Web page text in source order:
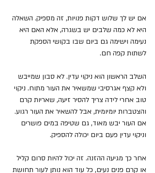
אם יש לך שלוש דקות פנויות, זה מספיק. השאלה
היא לא כמה שלבים יש בשגרה, אלא האם היא
נעימה וישימה גם ביום שבו בקושי הספקת
לשתות קפה חם.
השלב הראשון הוא ניקוי עדין. לא סבון שמייבש
ולא קצף אגרסיבי שמשאיר את העור מתוח. ניקוי
טוב אחרי לידה צריך להסיר זיעה, שאריות קרם
והצטברות יומיומית, אבל להשאיר את העור רגוע.
אם העור יבש מאוד, גם שטיפה במים פושרים
וניקוי עדין פעם ביום יכולה להספיק.
אחר כך מגיעה ההזנה. זה יכול להיות סרום קליל
או קרם פנים נעים, כל עוד הוא נותן לעור תחושת